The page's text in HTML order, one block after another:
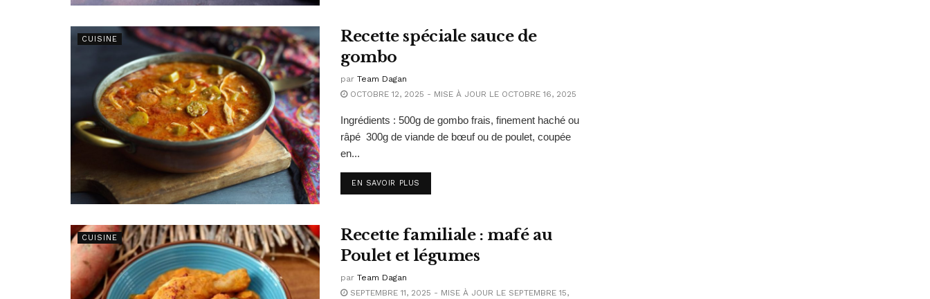
CUISINE
Recette spéciale sauce de
gombo
par Team Dagan
OCTOBRE 12, 2025 - MISE À JOUR LE OCTOBRE 16, 2025
Ingrédients : 500g de gombo frais, finement haché ou
râpé 300g de viande de bœuf ou de poulet, coupée
en...
EN SAVOIR PLUS
CUISINE
Recette familiale : mafé au
Poulet et légumes
par Team Dagan
SEPTEMBRE 11, 2025 - MISE À JOUR LE SEPTEMBRE 15,